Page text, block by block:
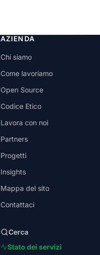
AZIENDA
Chi siamo
Come lavoriamo
Open Source
Codice Etico
Lavora con noi
Partners
Progetti
Insights
Mappa del sito
Contattaci
Cerca
Stato dei servizi